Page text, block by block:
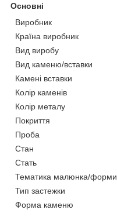
Основні
Виробник
Країна виробник
Вид виробу
Вид каменю/вставки
Камені вставки
Колір каменів
Колір металу
Покриття
Проба
Стан
Стать
Тематика малюнка/форми
Тип застежки
Форма каменю